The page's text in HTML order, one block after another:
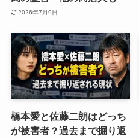
2026年7月9日
橋本愛と佐藤二朗はどっち
が被害者？過去まで掘り返